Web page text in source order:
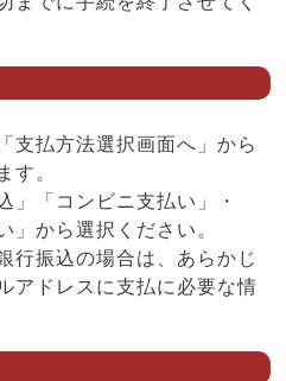
支払方法選択画面へ」から
。
」「コンビニ支払い」・
」から選択ください。
行振込の場合は、あらかじ
アドレスに支払に必要な情